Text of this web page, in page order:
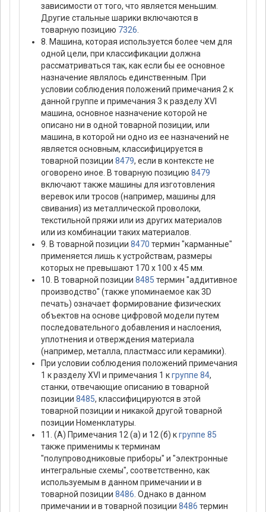
зависимости от того, что является меньшим.
Другие стальные шарики включаются в
товарную позицию 7326
8. Машина, которая используется более чем для
одной цели, при классификации должна
рассматриваться так, как если бы ее основное
назначение являлось единственным. При
условии соблюдения положений примечания 2 к
данной группе и примечания 3 к разделу XVI
машина, основное назначение которой не
описано ни в одной товарной позиции, или
машина, в которой ни одно из ее назначений не
является основным, классифицируется в
товарной позиции 8479, если в контексте не
оговорено иное. В товарную позицию 8479
включают также машины для изготовления
веревок или тросов (например, машины для
свивания) из металлической проволоки,
текстильной пряжи или из других материалов
или из комбинации таких материалов.
9. В товарной позиции 8470 термин "карманные"
применяется лишь к устройствам, размеры
которых не превышают 170 х 100 х 45 мм.
10. В товарной позиции 8485 термин "аддитивное
производство" (также упоминаемое как 3D
печать) означает формирование физических
объектов на основе цифровой модели путем
последовательного добавления и наслоения,
уплотнения и отверждения материала
(например, металла, пластмасс или керамики).
При условии соблюдения положений примечания
1 к разделу XVI и примечания 1 кгруппе 84,
станки, отвечающие описанию в товарной
позиции 8485, классифицируются в этой
товарной позиции и никакой другой товарной
позиции Номенклатуры.
11. (А) Примечания 12 (а) и 12 (б) кгруппе 85
также применимы к терминам
"полупроводниковые приборы" и "электронные
интегральные схемы", соответственно, как
используемым в данном примечании и в
товарной позиции 8486 . Однако в данном
примечании и в товарной позиции 8486 термин